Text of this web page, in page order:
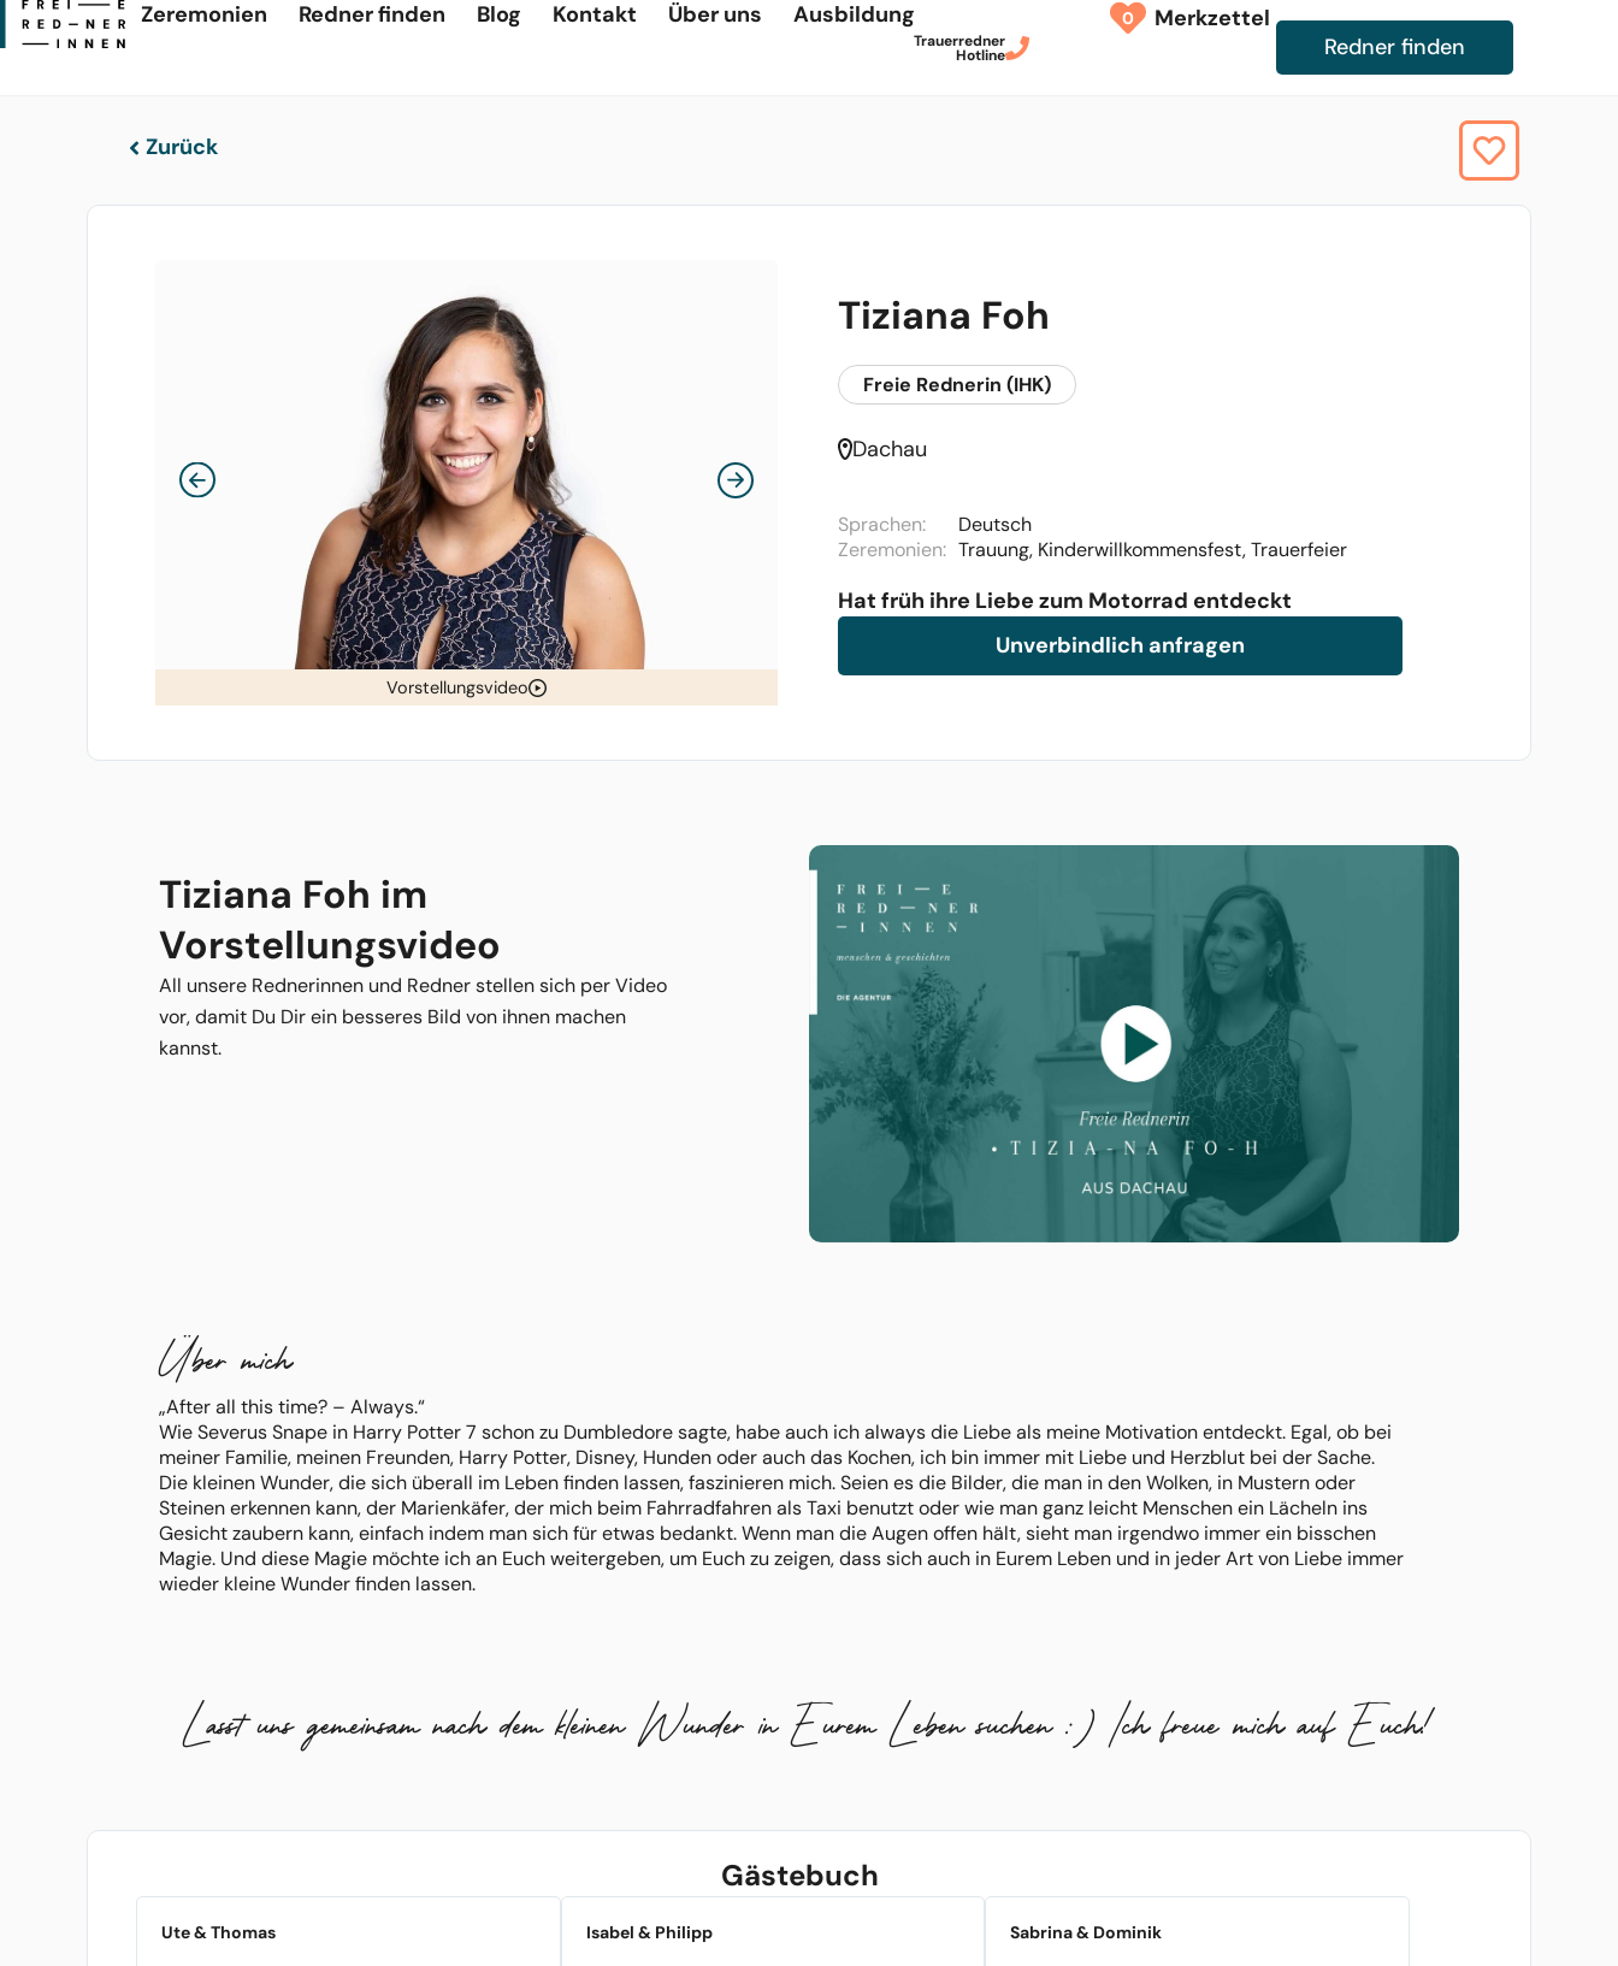
Zeremonien Redner finden Blog Kontakt Über uns Ausbildung
Trauerredner
Hotline
0
Merkzettel
Redner finden
Zurück
Vorstellungsvideo
Tiziana Foh
Freie Rednerin (IHK)
Dachau
Sprachen:
Deutsch
Zeremonien: Trauung, Kinderwillkommensfest, Trauerfeier
Hat früh ihre Liebe zum Motorrad entdeckt
Unverbindlich anfragen
Tiziana Foh im
Vorstellungsvideo
All unsere Rednerinnen und Redner stellen sich per Video
vor, damit Du Dir ein besseres Bild von ihnen machen
kannst.
Über mich
„After all this time? – Always.“
Wie Severus Snape in Harry Potter 7 schon zu Dumbledore sagte, habe auch ich always die Liebe als meine Motivation entdeckt. Egal, ob bei
meiner Familie, meinen Freunden, Harry Potter, Disney, Hunden oder auch das Kochen, ich bin immer mit Liebe und Herzblut bei der Sache.
Die kleinen Wunder, die sich überall im Leben finden lassen, faszinieren mich. Seien es die Bilder, die man in den Wolken, in Mustern oder
Steinen erkennen kann, der Marienkäfer, der mich beim Fahrradfahren als Taxi benutzt oder wie man ganz leicht Menschen ein Lächeln ins
Gesicht zaubern kann, einfach indem man sich für etwas bedankt. Wenn man die Augen offen hält, sieht man irgendwo immer ein bisschen
Magie. Und diese Magie möchte ich an Euch weitergeben, um Euch zu zeigen, dass sich auch in Eurem Leben und in jeder Art von Liebe immer
wieder kleine Wunder finden lassen.
Lasst uns gemeinsam nach dem kleinen Wunder in Eurem Leben suchen :) Ich freue mich auf Euch!
Gästebuch
Ute & Thomas Isabel & Philipp Sabrina & Dominik